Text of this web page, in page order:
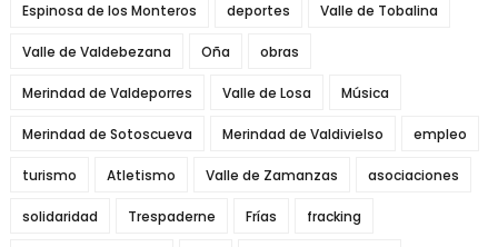
Espinosa de los Monteros deportes Valle de Tobalina
Valle de Valdebezana Oña obras
Merindad de Valdeporres Valle de Losa Música
Merindad de Sotoscueva Merindad de Valdivielso empleo
turismo Atletismo Valle de Zamanzas asociaciones
solidaridad Trespaderne Frías fracking